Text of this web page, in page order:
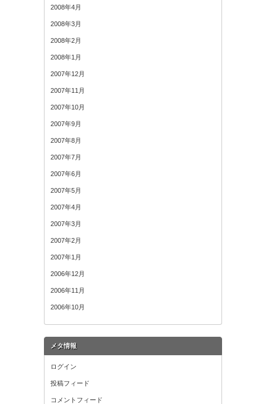
2008年4月
2008年3月
2008年2月
2008年1月
2007年12月
2007年11月
2007年10月
2007年9月
2007年8月
2007年7月
2007年6月
2007年5月
2007年4月
2007年3月
2007年2月
2007年1月
2006年12月
2006年11月
2006年10月
メタ情報
ログイン
投稿フィード
コメントフィード